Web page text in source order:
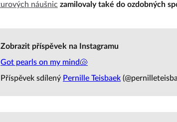
náušnic zamilovaly také do ozdobných
Zobrazit příspěvek na Instagramu
Got pearls on my mind🐚
Příspěvek sdílený Pernille Teisbaek